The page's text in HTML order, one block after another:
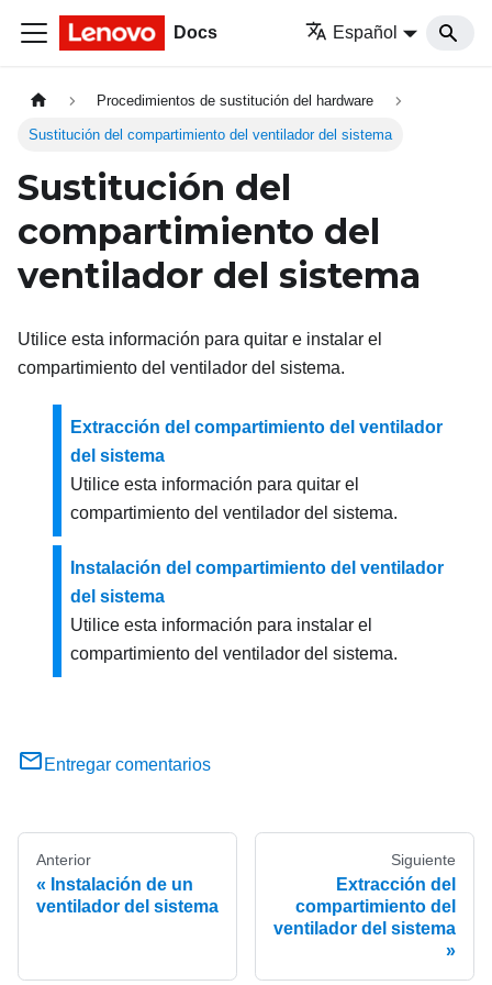
Docs Español
Procedimientos de sustitución del hardware
Sustitución del compartimiento del ventilador del sistema
Sustitución del
compartimiento del
ventilador del sistema
Utilice esta información para quitar e instalar el
compartimiento del ventilador del sistema.
Extracción del compartimiento del ventilador
del sistema
Utilice esta información para quitar el
compartimiento del ventilador del sistema.
Instalación del compartimiento del ventilador
del sistema
Utilice esta información para instalar el
compartimiento del ventilador del sistema.
Entregar comentarios
Anterior
Instalación de un
ventilador del sistema
Siguiente
Extracción del
compartimiento del
ventilador del sistema